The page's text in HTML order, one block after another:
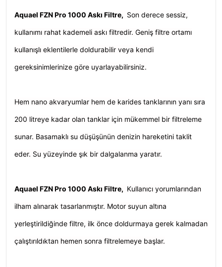
Aquael FZN Pro 1000 Askı Filtre, Son derece sessiz,
kullanımı rahat kademeli askı filtredir. Geniş filtre ortamı
kullanışlı eklentilerle doldurabilir veya kendi
gereksinimlerinize göre uyarlayabilirsiniz.
Hem nano akvaryumlar hem de karides tanklarının yanı sıra
200 litreye kadar olan tanklar için mükemmel bir filtreleme
sunar. Basamaklı su düşüşünün denizin hareketini taklit
eder. Su yüzeyinde şık bir dalgalanma yaratır.
Aquael FZN Pro 1000 Askı Filtre, Kullanıcı yorumlarından
ilham alınarak tasarlanmıştır. Motor suyun altına
yerleştirildiğinde filtre, ilk önce doldurmaya gerek kalmadan
çalıştırıldıktan hemen sonra filtrelemeye başlar.